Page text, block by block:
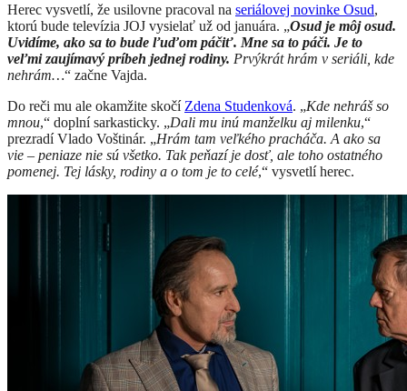
Herec vysvetlí, že usilovne pracoval na seriálovej novinke Osud,
ktorú bude televízia JOJ vysielať už od januára. „Osud je môj osud.
Uvidíme, ako sa to bude ľuďom páčiť. Mne sa to páči. Je to
veľmi zaujímavý príbeh jednej rodiny. Prvýkrát hrám v seriáli, kde
nehrám…“ začne Vajda.
Do reči mu ale okamžite skočí Zdena Studenková. „Kde nehráš so
mnou,“ doplní sarkasticky. „Dali mu inú manželku aj milenku,“
prezradí Vlado Voštinár. „Hrám tam veľkého pracháča. A ako sa
vie – peniaze nie sú všetko. Tak peňazí je dosť, ale toho ostatného
pomenej. Tej lásky, rodiny a o tom je to celé,“ vysvetlí herec.